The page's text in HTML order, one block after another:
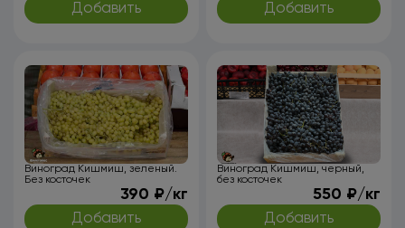
Добавить Добавить
Виноград Кишмиш, зеленый.
Без косточек
390 ₽/кг
Добавить
Виноград Кишмиш, черный,
без косточек
550 ₽/кг
Добавить